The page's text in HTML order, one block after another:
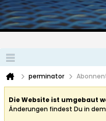
perminator
Die Website ist umgebaut
Änderungen findest Du in dem